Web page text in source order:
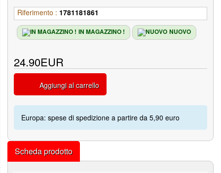
Riferimento : 1781181861
IN MAGAZZINO ! NUOVO
24.90EUR
Aggiungi al carrello
Europa: spese di spedizione a partire da 5,90 euro
Scheda prodotto